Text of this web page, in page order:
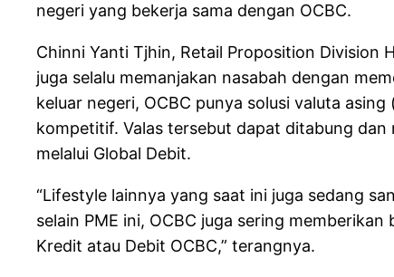
negeri yang bekerja sama dengan OCBC.
Chinni Yanti Tjhin, Retail Proposition Division
juga selalu memanjakan nasabah dengan
keluar negeri, OCBC punya solusi valuta
kompetitif. Valas tersebut dapat ditabung
melalui Global Debit.
“Lifestyle lainnya yang saat ini juga sedang
selain PME ini, OCBC juga sering
Kredit atau Debit OCBC,” terangnya.